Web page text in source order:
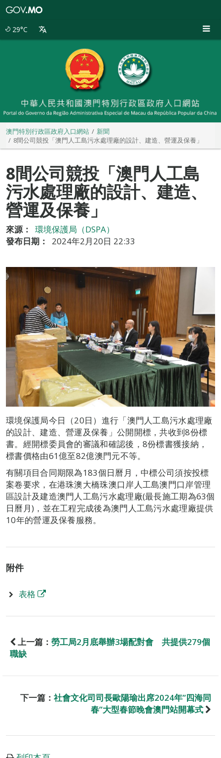
29°C
澳門特別行政區政府入口網站
新聞
8間公司競投「澳門人工島污水處理廠的設計、建造、營運及保養」
8間公司競投「澳門人工島
污水處理廠的設計、建造、
營運及保養」
來源：
環境保護局（DSPA）
發布日期：
2024年2月20日 22:33
環境保護局今日（20日）進行「澳門人工島污水處理廠
的設計、建造、營運及保養」公開開標，共收到8份標
書。經開標委員會的審議和確認後，8份標書獲接納，
標書價格由61億至82億澳門元不等。
有關項目合同期限為183個日曆月，中標公司須按投標
案卷要求，在港珠澳大橋珠澳口岸人工島澳門口岸管理
區設計及建造澳門人工島污水處理廠(最長施工期為63個
日曆月)，並在工程完成後為澳門人工島污水處理廠提供
10年的營運及保養服務。
附件
表格
上一篇： 勞工局2月底舉辦3場配對會 共提供279個
職缺
下一篇： 社會文化司司長歐陽瑜出席2024年”四海同
春”大型春節晚會澳門站開幕式